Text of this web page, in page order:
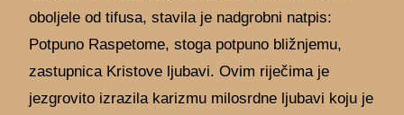
oboljele od tifusa, stavila je nadgrobni natpis:
Potpuno Raspetome, stoga potpuno bližnjemu,
zastupnica Kristove ljubavi. Ovim riječima je
jezgrovito izrazila karizmu milosrdne ljubavi koju je